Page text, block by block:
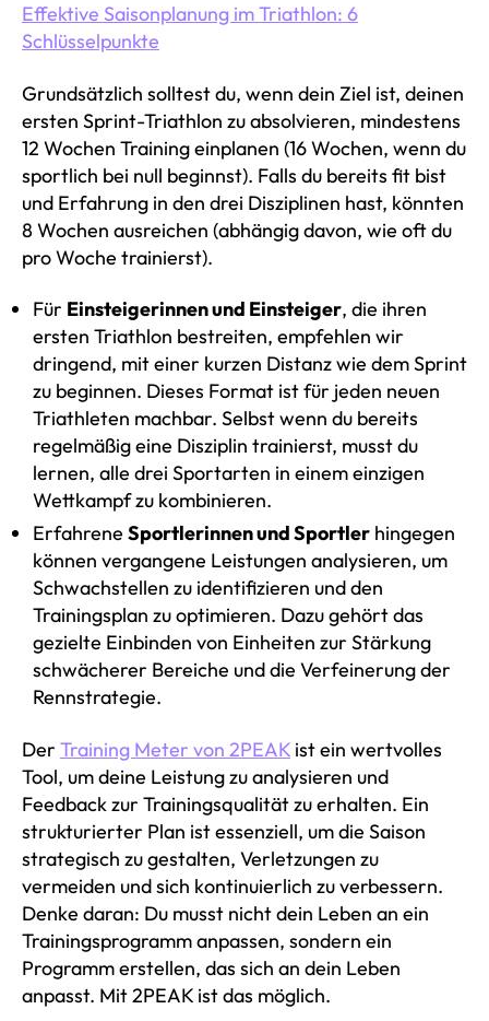
Effektive Saisonplanung im Triathlon: 6
Schlüsselpunkte
Grundsätzlich solltest du, wenn dein Ziel ist, deinen
ersten Sprint-Triathlon zu absolvieren, mindestens
12 Wochen Training einplanen (16 Wochen, wenn du
sportlich bei null beginnst). Falls du bereits fit bist
und Erfahrung in den drei Disziplinen hast, könnten
8 Wochen ausreichen (abhängig davon, wie oft du
pro Woche trainierst).
Für Einsteigerinnen und Einsteiger, die ihren
ersten Triathlon bestreiten, empfehlen wir
dringend, mit einer kurzen Distanz wie dem Sprint
zu beginnen. Dieses Format ist für jeden neuen
Triathleten machbar. Selbst wenn du bereits
regelmäßig eine Disziplin trainierst, musst du
lernen, alle drei Sportarten in einem einzigen
Wettkampf zu kombinieren.
Erfahrene Sportlerinnen und Sportler hingegen
können vergangene Leistungen analysieren, um
Schwachstellen zu identifizieren und den
Trainingsplan zu optimieren. Dazu gehört das
gezielte Einbinden von Einheiten zur Stärkung
schwächerer Bereiche und die Verfeinerung der
Rennstrategie.
Der Training Meter von 2PEAK ist ein wertvolles
Tool, um deine Leistung zu analysieren und
Feedback zur Trainingsqualität zu erhalten. Ein
strukturierter Plan ist essenziell, um die Saison
strategisch zu gestalten, Verletzungen zu
vermeiden und sich kontinuierlich zu verbessern.
Denke daran: Du musst nicht dein Leben an ein
Trainingsprogramm anpassen, sondern ein
Programm erstellen, das sich an dein Leben
anpasst. Mit 2PEAK ist das möglich.